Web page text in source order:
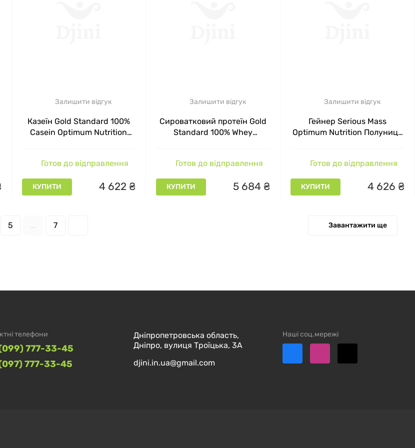
Залишити відгук
Казеїн Gold Standard 100%
Casein Optimum Nutrition
Готов до відправлення
КУПИТИ 4 622 ₴
Залишити відгук
Сироватковий протеїн Gold
Standard 100% Whey
Готов до відправлення
КУПИТИ 5 684 ₴
Залишити відгук
Гейнер Serious Mass
Optimum Nutrition Полуниця
Готов до відправлення
КУПИТИ 4 626 ₴
5 ... 7 Завантажити ще
телефони
777-33-45
777-33-45
Наші соц.мережі
Дніпропетровська область,
Дніпро, вулиця Троїцька, 3А
djini.in.ua@gmail.com